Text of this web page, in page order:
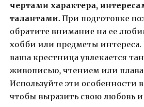
чертами характера,
талантами. При подготовке
обратите внимание на ее
хобби или предметы
ваша крестница увлекается
живописью, чтением или
Используйте эти особенности
чтобы выразить свою любовь